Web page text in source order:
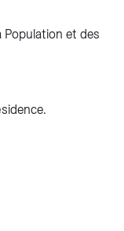
Population et des